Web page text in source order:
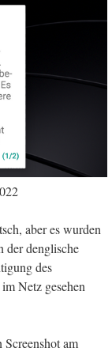
aber es wurden
der denglische
des
Netz gesehen
am